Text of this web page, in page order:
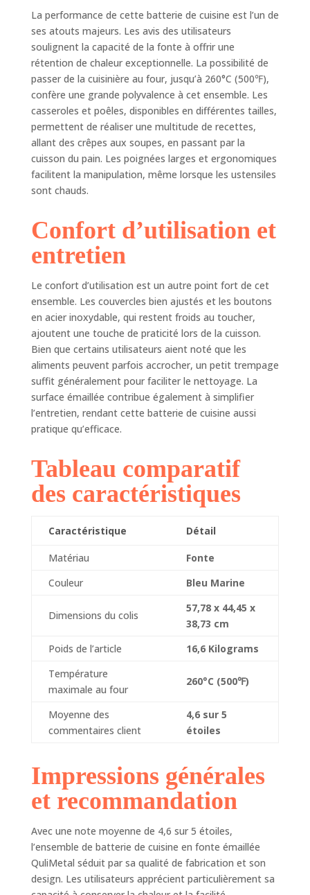
avec couvercle 🔥
【Émail dur】 :
doté d'un intérieur
et d'un extérieur
émaillés durs, ce
bel ensemble
d'ustensiles de
cuisine se
facilement en
ustensiles de
service. Le
et résiste aux
éclats et aux
sauter, saisir, cuire
lentement, ragoût,
braiser, bouillir,
cuire De plus, il
passe au four
jusqu'à 260 °C,
offrant une gamme
exceptionnelle
d'options de
la rôtissage et à la
friture, cette
batterie de cuisine
unique fait tout ce
【Rétention de la
chauffage
récipient en fonte a
une répartition et
une rétention de la
chaleur
supérieures,
uniformément sur
tout le fond et les
couvercle
hermétique scelle
ragoûts ou un
grand lot de
haricots. La
lourde permet à la
surface d'être
chauffée
uniformément
La performance de cette batterie de cuisine est l’un de
ses atouts majeurs. Les avis des utilisateurs
soulignent la capacité de la fonte à offrir une
rétention de chaleur exceptionnelle. La possibilité de
passer de la cuisinière au four, jusqu’à 260°C (500℉),
confère une grande polyvalence à cet ensemble. Les
casseroles et poêles, disponibles en différentes tailles,
permettent de réaliser une multitude de recettes,
allant des crêpes aux soupes, en passant par la
cuisson du pain. Les poignées larges et ergonomiques
facilitent la manipulation, même lorsque les ustensiles
sont chauds.
Confort d’utilisation et
entretien
Le confort d’utilisation est un autre point fort de cet
ensemble. Les couvercles bien ajustés et les boutons
en acier inoxydable, qui restent froids au toucher,
ajoutent une touche de praticité lors de la cuisson.
Bien que certains utilisateurs aient noté que les
aliments peuvent parfois accrocher, un petit trempage
suffit généralement pour faciliter le nettoyage. La
surface émaillée contribue également à simplifier
l’entretien, rendant cette batterie de cuisine aussi
pratique qu’efficace.
Tableau comparatif
des caractéristiques
Caractéristique Détail
Matériau
Fonte
Couleur
Bleu Marine
Dimensions du colis
57,78 x 44,45 x
38,73 cm
Poids de l’article
16,6 Kilograms
Température
maximale au four
260°C (500℉)
Moyenne des
commentaires client
4,6 sur 5
étoiles
Impressions générales
et recommandation
Avec une note moyenne de 4,6 sur 5 étoiles,
l’ensemble de batterie de cuisine en fonte émaillée
QuliMetal séduit par sa qualité de fabrication et son
design. Les utilisateurs apprécient particulièrement sa